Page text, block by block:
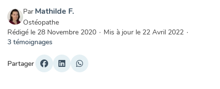
Par Mathilde F.
Ostéopathe
Rédigé le 28 Novembre 2020 · Mis à jour le 22 Avril 2022 ·
3 témoignages
Partager